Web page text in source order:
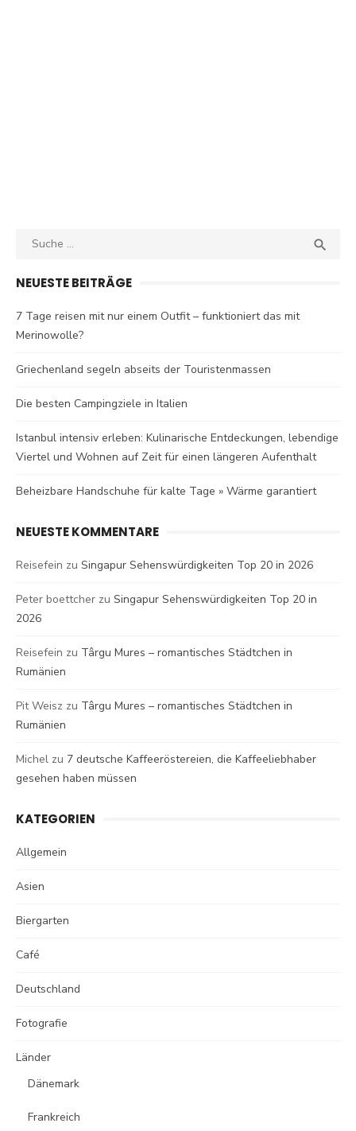
Search

NEUESTE BEITRÄGE
7 Tage reisen mit nur einem Outfit – funktioniert das mit
Merinowolle?
Griechenland segeln abseits der Touristenmassen
Die besten Campingziele in Italien
Istanbul intensiv erleben: Kulinarische Entdeckungen, lebendige
Viertel und Wohnen auf Zeit für einen längeren Aufenthalt
Beheizbare Handschuhe für kalte Tage » Wärme garantiert
NEUESTE KOMMENTARE
Reisefein zu Singapur Sehenswürdigkeiten Top 20 in 2026
Peter boettcher zu Singapur Sehenswürdigkeiten Top 20 in
2026
Reisefein zu Târgu Mures – romantisches Städtchen in
Rumänien
Pit Weisz zu Târgu Mures – romantisches Städtchen in
Rumänien
Michel zu 7 deutsche Kaffeeröstereien, die Kaffeeliebhaber
gesehen haben müssen
KATEGORIEN
Allgemein
Asien
Biergarten
Café
Deutschland
Fotografie
Länder
Dänemark
Frankreich